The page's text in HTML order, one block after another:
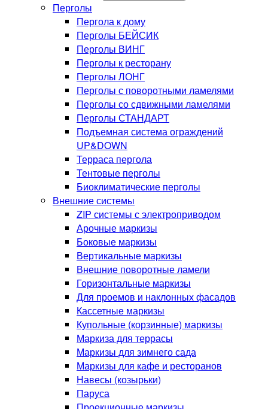
Перголы
Пергола к дому
Перголы БЕЙСИК
Перголы ВИНГ
Перголы к ресторану
Перголы ЛОНГ
Перголы с поворотными ламелями
Перголы со сдвижными ламелями
Перголы СТАНДАРТ
Подъемная система ограждений
UP&DOWN
Терраса пергола
Тентовые перголы
Биоклиматические перголы
Внешние системы
ZIP системы с электроприводом
Арочные маркизы
Боковые маркизы
Вертикальные маркизы
Внешние поворотные ламели
Горизонтальные маркизы
Для проемов и наклонных фасадов
Кассетные маркизы
Купольные (корзинные) маркизы
Маркиза для террасы
Маркизы для зимнего сада
Маркизы для кафе и ресторанов
Навесы (козырьки)
Паруса